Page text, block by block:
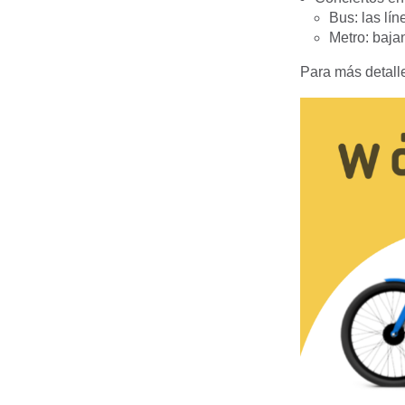
Bus: las
Metro:
Para más